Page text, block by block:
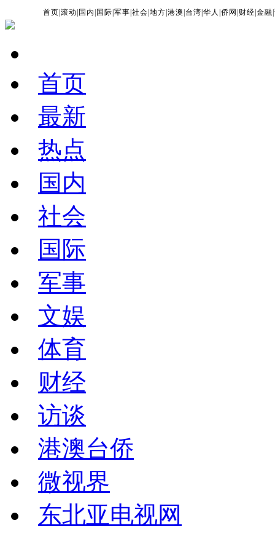
首页 |滚动 国内 国际 |军事 |社会 |地方 |港澳 台湾 |华人 |侨网 财经 |金融 |
首页
最新
热点
国内
社会
国际
军事
文娱
体育
财经
访谈
港澳台侨
微视界
东北亚电视网